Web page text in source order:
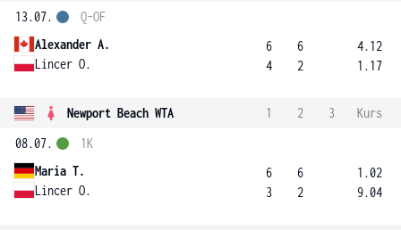
13.07.
Alexander A.
Lincer O.
Q-OF
6
4
6
2
4.12
1.17
Newport Beach WTA 1 2 3
Kurs
08.07.
Maria T.
Lincer O.
1K
6
3
6
2
1.02
9.04